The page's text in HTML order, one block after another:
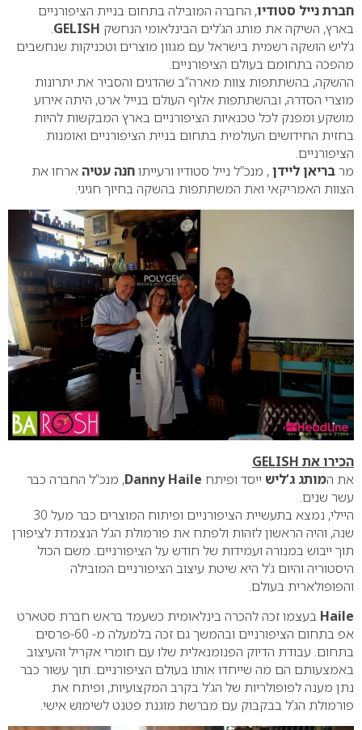
חברת נייל סטודיו, החברה המובילה בתחום בניית הציפורניים
בארץ, השיקה את מותג הג’לים הבינלאומי הנחשק GELISH
.
ג’ליש הושקה רשמית בישראל עם מגוון מוצרים וטכניקות שנחשבים
מהפכה בתחומם בעולם הציפורניים.
ההשקה, בהשתתפות צוות מארה”ב שהדגים והסביר את יתרונות
מוצרי הסדרה, ובהשתתפות אלוף העולם בנייל ארט, היתה אירוע
מושקע ומפנק לכל טכנאיות הציפורניים בארץ המבקשות להיות
בחזית החידושים העולמית בתחום בניית הציפורניים ואומנות
הציפורניים.
מרבריאן ליידן, מנכ”ל נייל סטודיו ורעייתוחנה עטיהארחו את
הצוות האמריקאי ואת המשתתפות בהשקה בחיוך חגיגי.
הכירו את GELISH
את המותג ג’ליש ייסד ופיתח Danny Haile, מנכ”ל החברה כבר
עשר שנים.
היילי, נמצא בתעשיית הציפורניים ופיתוח המוצרים כבר מעל 30
שנה, והיה הראשון לזהות ולפתח את פורמולת הג’ל הנצמדת לציפורן
תוך ייבוש במנורה ועמידות של חודש על הציפורניים. משם הכול
היסטוריה והיום ג’ל היא שיטת עיצוב הציפורניים המובילה
והפופולארית בעולם.
Haile בעצמו זכה להכרה בינלאומית כשעמד בראש חברת סטארט
אפ בתחום הציפורניים ובהמשך גם זכה בלמעלה מ- 60-פרסים
בתחום. עבודת הדיוק הפנומנאלית שלו עם חומרי אקריל והעיצוב
באמצעותם הם מה שייחדו אותו בעולם הציפורניים. תוך עשור כבר
נתן מענה לפופולריות של הג’ל בקרב המקצועיות, ופיתח את
פורמולת הג’ל בבקבוק עם מברשת מוגנת פטנט לשימוש אישי.